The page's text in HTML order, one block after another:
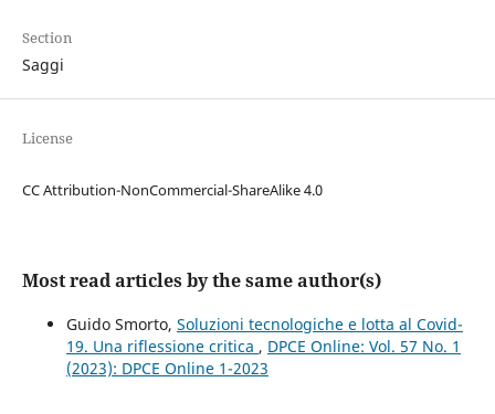
Section
Saggi
License
CC Attribution-NonCommercial-ShareAlike 4.0
Most read articles by the same author(s)
Guido Smorto, Soluzioni tecnologiche e lotta al Covid-
19. Una riflessione critica , DPCE Online: Vol. 57 No. 1
(2023): DPCE Online 1-2023